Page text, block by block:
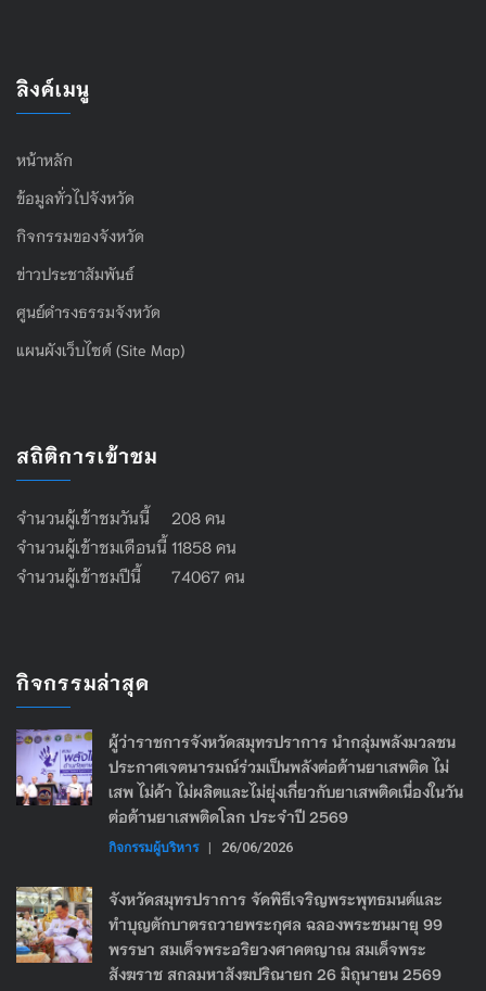
ลิงค์เมนู
หน้าหลัก
ข้อมูลทั่วไปจังหวัด
กิจกรรมของจังหวัด
ข่าวประชาสัมพันธ์
ศูนย์ดำรงธรรมจังหวัด
แผนผังเว็บไซต์ (Site Map)
สถิติการเข้าชม
จำนวนผู้เข้าชมวันนี้ 208 คน
จำนวนผู้เข้าชมเดือนนี้ 11858 คน
จำนวนผู้เข้าชมปีนี้ 74067 คน
กิจกรรมล่าสุด
ผู้ว่าราชการจังหวัดสมุทรปราการ นำกลุ่มพลังมวลชน
ประกาศเจตนารมณ์ร่วมเป็นพลังต่อต้านยาเสพติด ไม่
เสพ ไม่ค้า ไม่ผลิตและไม่ยุ่งเกี่ยวกับยาเสพติดเนื่องในวัน
ต่อต้านยาเสพติดโลก ประจำปี 2569
กิจกรรมผู้บริหาร | 26/06/2026
จังหวัดสมุทรปราการ จัดพิธีเจริญพระพุทธมนต์และ
ทำบุญตักบาตรถวายพระกุศล ฉลองพระชนมายุ 99
พรรษา สมเด็จพระอริยวงศาคตญาณ สมเด็จพระ
สังฆราช สกลมหาสังฆปริณายก 26 มิถุนายน 2569